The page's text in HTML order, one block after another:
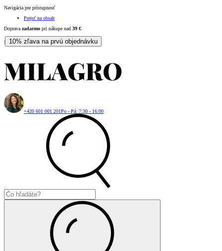
Navigácia pre prístupnosť
Prejsť na obsah
Doprava zadarmo pri nákupe nad 39 €
| 10% zľava na prvú objednávku
+420 601 001 201Po - Pá: 7:30 - 16:00